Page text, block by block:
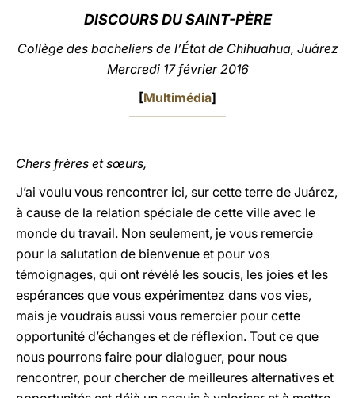
DISCOURS DU SAINT-PÈRE
Collège des bacheliers de l’État de Chihuahua, Juárez
Mercredi 17 février 2016
[Multimédia]
Chers frères et sœurs,
J’ai voulu vous rencontrer ici, sur cette terre de Juárez,
à cause de la relation spéciale de cette ville avec le
monde du travail. Non seulement, je vous remercie
pour la salutation de bienvenue et pour vos
témoignages, qui ont révélé les soucis, les joies et les
espérances que vous expérimentez dans vos vies,
mais je voudrais aussi vous remercier pour cette
opportunité d’échanges et de réflexion. Tout ce que
nous pourrons faire pour dialoguer, pour nous
rencontrer, pour chercher de meilleures alternatives et